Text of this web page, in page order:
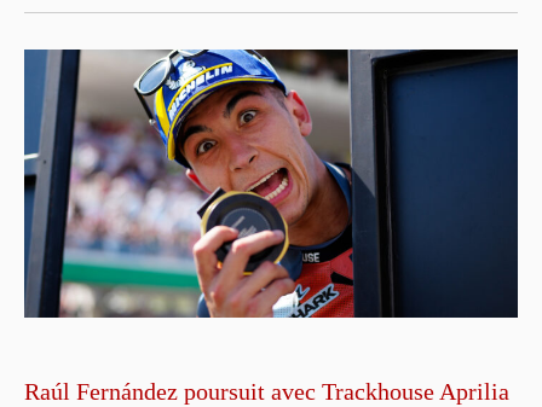
Raúl Fernández poursuit avec Trackhouse Aprilia